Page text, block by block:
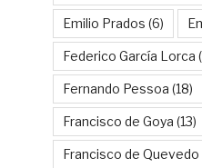
Emilio Prados (6)
Federico García Lorca
Fernando Pessoa (18)
Francisco de Goya (13)
Francisco de Quevedo